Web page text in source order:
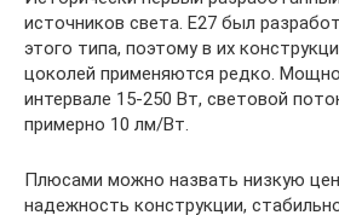
источников света. Е27 был
этого типа, поэтому в их
цоколей применяются редко.
интервале 15-250 Вт, световой
примерно 10 лм/Вт.
Плюсами можно назвать низкую
надежность конструкции,